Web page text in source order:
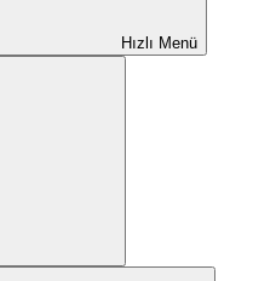
Hızlı Menü